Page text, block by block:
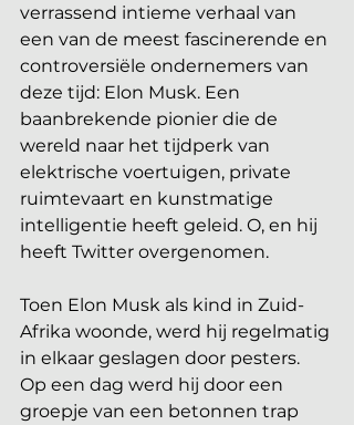
verrassend intieme verhaal van
een van de meest fascinerende en
controversiële ondernemers van
deze tijd: Elon Musk. Een
baanbrekende pionier die de
wereld naar het tijdperk van
elektrische voertuigen, private
ruimtevaart en kunstmatige
intelligentie heeft geleid. O, en hij
heeft Twitter overgenomen.
Toen Elon Musk als kind in Zuid-
Afrika woonde, werd hij regelmatig
in elkaar geslagen door pesters.
Op een dag werd hij door een
groepje van een betonnen trap